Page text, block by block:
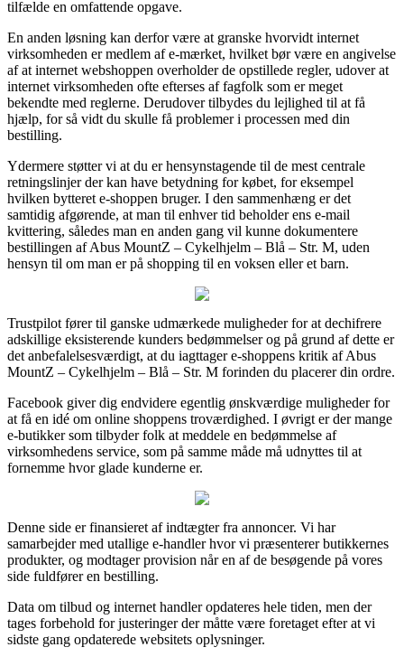
tilfælde en omfattende opgave.
En anden løsning kan derfor være at granske hvorvidt internet
virksomheden er medlem af e-mærket, hvilket bør være en angivelse
af at internet webshoppen overholder de opstillede regler, udover at
internet virksomheden ofte efterses af fagfolk som er meget
bekendte med reglerne. Derudover tilbydes du lejlighed til at få
hjælp, for så vidt du skulle få problemer i processen med din
bestilling.
Ydermere støtter vi at du er hensynstagende til de mest centrale
retningslinjer der kan have betydning for købet, for eksempel
hvilken bytteret e-shoppen bruger. I den sammenhæng er det
samtidig afgørende, at man til enhver tid beholder ens e-mail
kvittering, således man en anden gang vil kunne dokumentere
bestillingen af Abus MountZ – Cykelhjelm – Blå – Str. M, uden
hensyn til om man er på shopping til en voksen eller et barn.
Trustpilot fører til ganske udmærkede muligheder for at dechifrere
adskillige eksisterende kunders bedømmelser og på grund af dette er
det anbefalelsesværdigt, at du iagttager e-shoppens kritik af Abus
MountZ – Cykelhjelm – Blå – Str. M forinden du placerer din ordre.
Facebook giver dig endvidere egentlig ønskværdige muligheder for
at få en idé om online shoppens troværdighed. I øvrigt er der mange
e-butikker som tilbyder folk at meddele en bedømmelse af
virksomhedens service, som på samme måde må udnyttes til at
fornemme hvor glade kunderne er.
Denne side er finansieret af indtægter fra annoncer. Vi har
samarbejder med utallige e-handler hvor vi præsenterer butikkernes
produkter, og modtager provision når en af de besøgende på vores
side fuldfører en bestilling.
Data om tilbud og internet handler opdateres hele tiden, men der
tages forbehold for justeringer der måtte være foretaget efter at vi
sidste gang opdaterede websitets oplysninger.